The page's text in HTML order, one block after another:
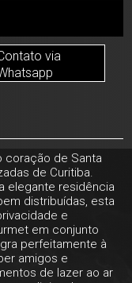
via
coração de Santa
de Curitiba.
elegante residência
distribuídas, esta
e
em conjunto
perfeitamente à
amigos e
de lazer ao ar